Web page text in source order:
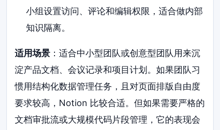
小组设置访问、评论和编辑权限，适合做内部
知识隔离。
适用场景 ：适合中小型团队或创意型团队用来沉
淀产品文档、会议记录和项目计划。如果团队习
惯用结构化数据管理任务，且对页面排版自由度
要求较高，Notion 比较合适。但如果需要严格的
文档审批流或大规模代码片段管理，它的表现会